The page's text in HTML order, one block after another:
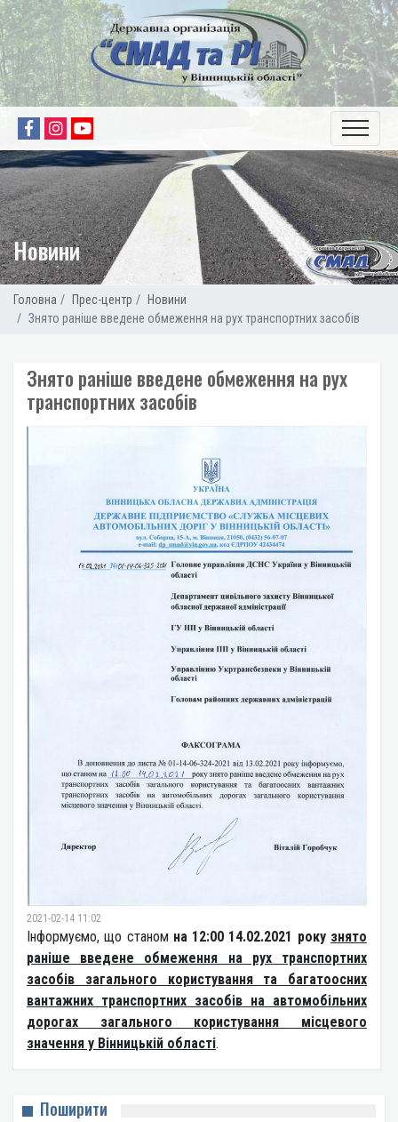
Головна Прес-центр
Новини
Знято раніше введене обмеження на рух транспортних засобів
Новини
Знято раніше введене обмеження на рух
транспортних засобів
2021-02-14 11:02
Інформуємо, що станом на 12:00 14.02.2021 року знято
раніше введене обмеження на рух транспортних
засобів загального користування та багатоосних
вантажних транспортних засобів на автомобільних
дорогах загального користування місцевого
значення у Вінницькій області.
Поширити